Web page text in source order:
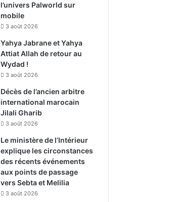
l’univers Palworld sur
mobile
3 août 2026
Yahya Jabrane et Yahya
Attiat Allah de retour au
Wydad !
3 août 2026
Décès de l’ancien arbitre
international marocain
Jilali Gharib
3 août 2026
Le ministère de l’Intérieur
explique les circonstances
des récents événements
aux points de passage
vers Sebta et Melilia
3 août 2026